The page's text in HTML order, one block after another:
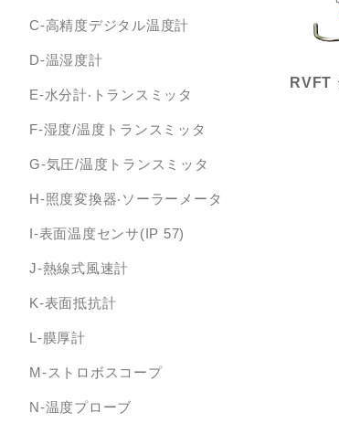
C-高精度デジタル温度計
D-温湿度計
E-水分計‧トランスミッタ
F-湿度/温度トランスミッタ
G-気圧/温度トランスミッタ
H-照度変換器‧ソーラーメータ
I-表面温度センサ(IP 57)
J-熱線式風速計
K-表面抵抗計
L-膜厚計
M-ストロボスコープ
N-温度プローブ